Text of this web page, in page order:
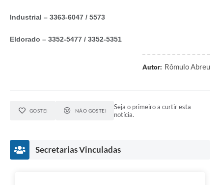
Industrial – 3363-6047 / 5573
Eldorado – 3352-5477 / 3352-5351
Autor: Rômulo Abreu
GOSTEI NÃO GOSTEI
Seja o primeiro a curtir esta
notícia.
Secretarias Vinculadas